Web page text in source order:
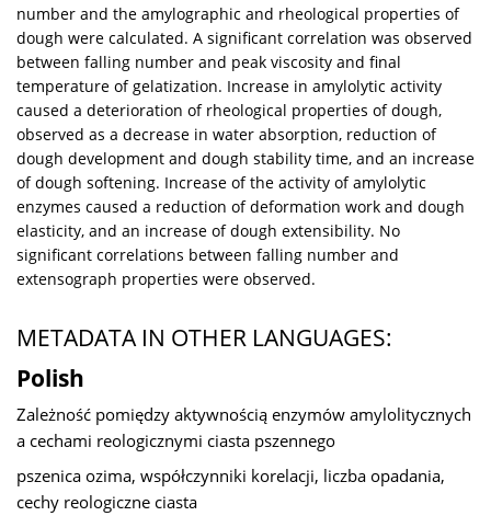
number and the amylographic and rheological properties of
dough were calculated. A significant correlation was observed
between falling number and peak viscosity and final
temperature of gelatization. Increase in amylolytic activity
caused a deterioration of rheological properties of dough,
observed as a decrease in water absorption, reduction of
dough development and dough stability time, and an increase
of dough softening. Increase of the activity of amylolytic
enzymes caused a reduction of deformation work and dough
elasticity, and an increase of dough extensibility. No
significant correlations between falling number and
extensograph properties were observed.
METADATA IN OTHER LANGUAGES:
Polish
Zależność pomiędzy aktywnością enzymów amylolitycznych
a cechami reologicznymi ciasta pszennego
pszenica ozima, współczynniki korelacji, liczba opadania,
cechy reologiczne ciasta